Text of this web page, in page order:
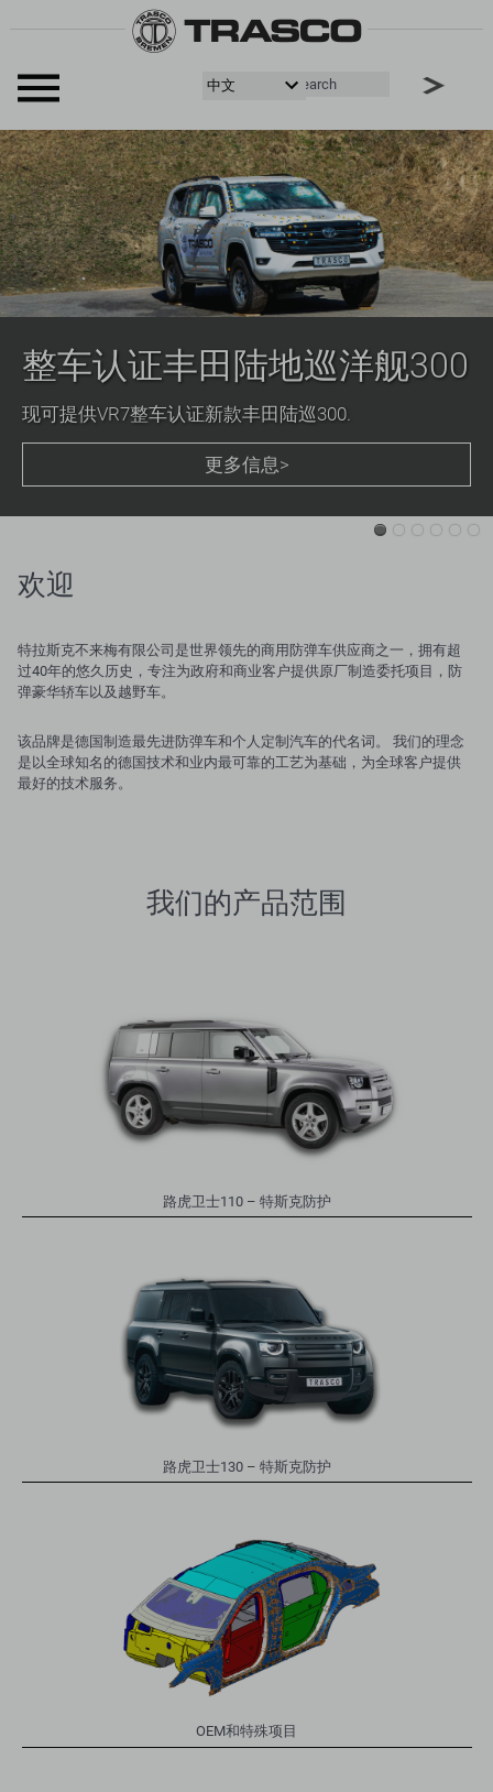
整车认证丰田陆地巡洋舰300
现可提供VR7整车认证新款丰田陆巡300.
更多信息>
欢迎
特拉斯克不来梅有限公司是世界领先的商用防弹车供应商之一，拥有超
过40年的悠久历史，专注为政府和商业客户提供原厂制造委托项目，防
弹豪华轿车以及越野车。
该品牌是德国制造最先进防弹车和个人定制汽车的代名词。 我们的理念
是以全球知名的德国技术和业内最可靠的工艺为基础，为全球客户提供
最好的技术服务。
我们的产品范围
路虎卫士110 – 特斯克防护
路虎卫士130 – 特斯克防护
OEM和特殊项目